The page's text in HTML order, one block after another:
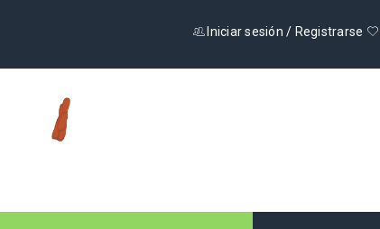
Iniciar sesión / Registrarse